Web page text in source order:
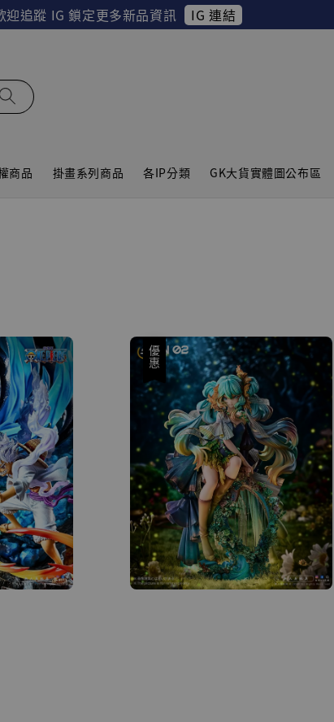
迎追蹤 IG 鎖定更多新品資訊 IG 連結
商品 掛畫系列商品 各IP分類 GK大貨實體圖公布區
優惠